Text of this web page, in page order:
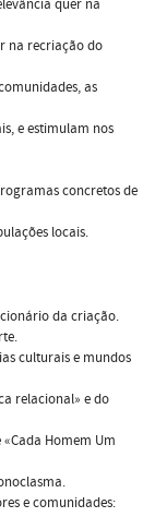
na recriação do
as
e estimulam nos
concretos de
locais.
da criação.
culturais e mundos
relacional» e do
Homem Um
e comunidades: